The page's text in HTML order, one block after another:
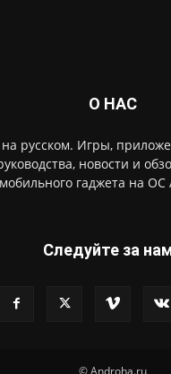
О НАС
русском. Игры,
новости и
мобильного гаджета на ОС
Следуйте за